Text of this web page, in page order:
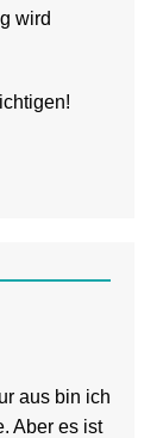
wird
aus bin ich
Aber es ist